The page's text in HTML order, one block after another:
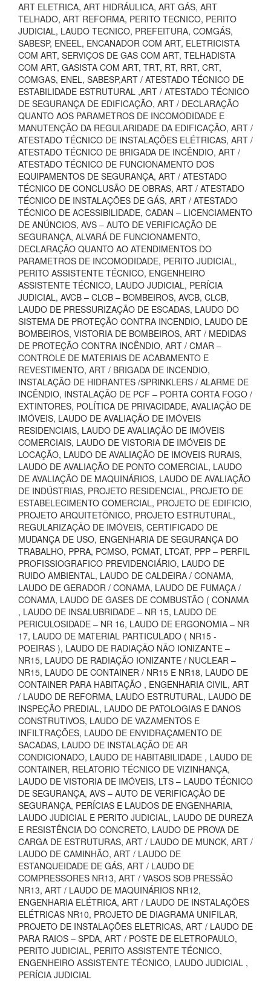
ART ELETRICA, ART HIDRÁULICA, ART GÁS, ART
TELHADO, ART REFORMA, PERITO TECNICO, PERITO
JUDICIAL, LAUDO TECNICO, PREFEITURA, COMGÁS,
SABESP, ENEEL, ENCANADOR COM ART, ELETRICISTA
COM ART, SERVIÇOS DE GAS COM ART, TELHADISTA
COM ART, GASISTA COM ART, TRT, RT, RRT, CRT,
COMGAS, ENEL, SABESP,ART / ATESTADO TÉCNICO DE
ESTABILIDADE ESTRUTURAL ,ART / ATESTADO TÉCNICO
DE SEGURANÇA DE EDIFICAÇÃO, ART / DECLARAÇÃO
QUANTO AOS PARAMETROS DE INCOMODIDADE E
MANUTENÇÃO DA REGULARIDADE DA EDIFICAÇÃO, ART /
ATESTADO TÉCNICO DE INSTALAÇÕES ELÉTRICAS, ART /
ATESTADO TÉCNICO DE BRIGADA DE INCÊNDIO, ART /
ATESTADO TÉCNICO DE FUNCIONAMENTO DOS
EQUIPAMENTOS DE SEGURANÇA, ART / ATESTADO
TÉCNICO DE CONCLUSÃO DE OBRAS, ART / ATESTADO
TÉCNICO DE INSTALAÇÕES DE GÁS, ART / ATESTADO
TÉCNICO DE ACESSIBILIDADE, CADAN – LICENCIAMENTO
DE ANÚNCIOS, AVS – AUTO DE VERIFICAÇÃO DE
SEGURANÇA, ALVARÁ DE FUNCIONAMENTO,
DECLARAÇÃO QUANTO AO ATENDIMENTOS DO
PARAMETROS DE INCOMODIDADE, PERITO JUDICIAL,
PERITO ASSISTENTE TÉCNICO, ENGENHEIRO
ASSISTENTE TÉCNICO, LAUDO JUDICIAL, PERÍCIA
JUDICIAL, AVCB – CLCB – BOMBEIROS, AVCB, CLCB,
LAUDO DE PRESSURIZAÇÃO DE ESCADAS, LAUDO DO
SISTEMA DE PROTEÇÃO CONTRA INCENDIO, LAUDO DE
BOMBEIROS, VISTORIA DE BOMBEIROS, ART / MEDIDAS
DE PROTEÇÃO CONTRA INCÊNDIO, ART / CMAR –
CONTROLE DE MATERIAIS DE ACABAMENTO E
REVESTIMENTO, ART / BRIGADA DE INCENDIO,
INSTALAÇÃO DE HIDRANTES /SPRINKLERS / ALARME DE
INCÊNDIO, INSTALAÇÃO DE PCF – PORTA CORTA FOGO /
EXTINTORES, POLÍTICA DE PRIVACIDADE, AVALIAÇÃO DE
IMÓVEIS, LAUDO DE AVALIAÇÃO DE IMÓVEIS
RESIDENCIAIS, LAUDO DE AVALIAÇÃO DE IMÓVEIS
COMERCIAIS, LAUDO DE VISTORIA DE IMÓVEIS DE
LOCAÇÃO, LAUDO DE AVALIAÇÃO DE IMOVEIS RURAIS,
LAUDO DE AVALIAÇÃO DE PONTO COMERCIAL, LAUDO
DE AVALIAÇÃO DE MAQUINÁRIOS, LAUDO DE AVALIAÇÃO
DE INDÚSTRIAS, PROJETO RESIDENCIAL, PROJETO DE
ESTABELECIMENTO COMERCIAL, PROJETO DE EDIFICIO,
PROJETO ARQUITETÔNICO, PROJETO ESTRUTURAL,
REGULARIZAÇÃO DE IMÓVEIS, CERTIFICADO DE
MUDANÇA DE USO, ENGENHARIA DE SEGURANÇA DO
TRABALHO, PPRA, PCMSO, PCMAT, LTCAT, PPP – PERFIL
PROFISSIOGRAFICO PREVIDENCIÁRIO, LAUDO DE
RUIDO AMBIENTAL, LAUDO DE CALDEIRA / CONAMA,
LAUDO DE GERADOR / CONAMA, LAUDO DE FUMAÇA /
CONAMA, LAUDO DE GASES DE COMBUSTÃO ( CONAMA
, LAUDO DE INSALUBRIDADE – NR 15, LAUDO DE
PERICULOSIDADE – NR 16, LAUDO DE ERGONOMIA – NR
17, LAUDO DE MATERIAL PARTICULADO ( NR15 -
POEIRAS ), LAUDO DE RADIAÇÃO NÃO IONIZANTE –
NR15, LAUDO DE RADIAÇÃO IONIZANTE / NUCLEAR –
NR15, LAUDO DE CONTAINER / NR15 E NR18, LAUDO DE
CONTAINER PARA HABITAÇÃO , ENGENHARIA CIVIL, ART
/ LAUDO DE REFORMA, LAUDO ESTRUTURAL, LAUDO DE
INSPEÇÃO PREDIAL, LAUDO DE PATOLOGIAS E DANOS
CONSTRUTIVOS, LAUDO DE VAZAMENTOS E
INFILTRAÇÕES, LAUDO DE ENVIDRAÇAMENTO DE
SACADAS, LAUDO DE INSTALAÇÃO DE AR
CONDICIONADO, LAUDO DE HABITABILIDADE , LAUDO DE
CONTAINER, RELATORIO TÉCNICO DE VIZINHANÇA,
LAUDO DE VISTORIA DE IMÓVEIS, LTS – LAUDO TÉCNICO
DE SEGURANÇA, AVS – AUTO DE VERIFICAÇÃO DE
SEGURANÇA, PERÍCIAS E LAUDOS DE ENGENHARIA,
LAUDO JUDICIAL E PERITO JUDICIAL, LAUDO DE DUREZA
E RESISTÊNCIA DO CONCRETO, LAUDO DE PROVA DE
CARGA DE ESTRUTURAS, ART / LAUDO DE MUNCK, ART /
LAUDO DE CAMINHÃO, ART / LAUDO DE
ESTANQUEIDADE DE GÁS, ART / LAUDO DE
COMPRESSORES NR13, ART / VASOS SOB PRESSÃO
NR13, ART / LAUDO DE MAQUINÁRIOS NR12,
ENGENHARIA ELÉTRICA, ART / LAUDO DE INSTALAÇÕES
ELÉTRICAS NR10, PROJETO DE DIAGRAMA UNIFILAR,
PROJETO DE INSTALAÇÕES ELETRICAS, ART / LAUDO DE
PARA RAIOS – SPDA, ART / POSTE DE ELETROPAULO,
PERITO JUDICIAL, PERITO ASSISTENTE TÉCNICO,
ENGENHEIRO ASSISTENTE TÉCNICO, LAUDO JUDICIAL ,
PERÍCIA JUDICIAL